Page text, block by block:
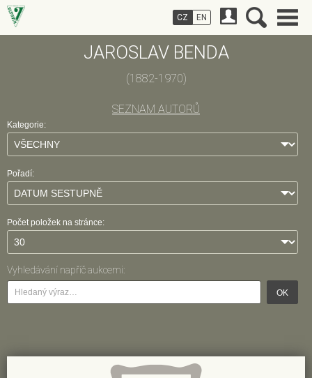
JAROSLAV BENDA
(1882-1970)
SEZNAM AUTORŮ
Kategorie:
Pořadí:
Počet položek na stránce:
Vyhledávání napříč aukcemi:
OK
CZ EN